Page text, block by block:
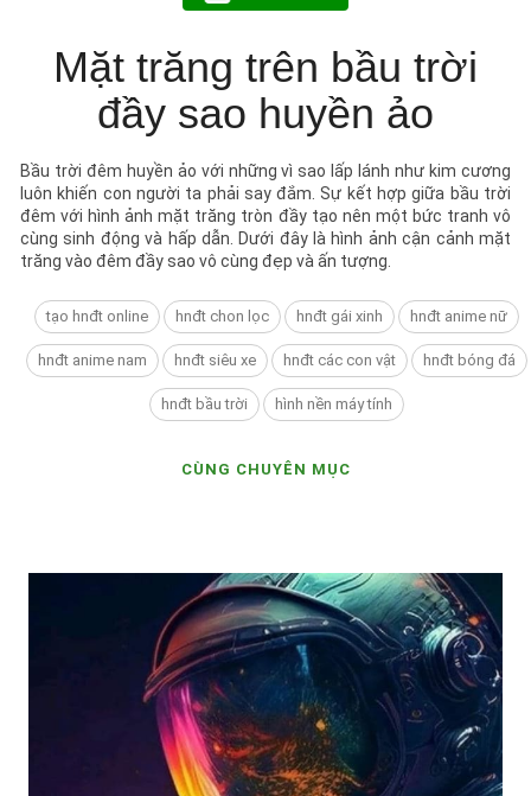
Mặt trăng trên bầu trời
đầy sao huyền ảo
Bầu trời đêm huyền ảo với những vì sao lấp lánh như kim cương
luôn khiến con người ta phải say đắm. Sự kết hợp giữa bầu trời
đêm với hình ảnh mặt trăng tròn đầy tạo nên một bức tranh vô
cùng sinh động và hấp dẫn. Dưới đây là hình ảnh cận cảnh mặt
trăng vào đêm đầy sao vô cùng đẹp và ấn tượng.
tạo hnđt online hnđt chon lọc hnđt gái xinh hnđt anime nữ
hnđt anime nam hnđt siêu xe hnđt các con vật hnđt bóng đá
hnđt bầu trời hình nền máy tính
CÙNG CHUYÊN MỤC